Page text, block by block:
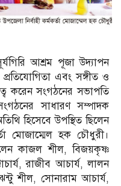
আশ্রম পূজা উদ্যাপন
এবং সঙ্গীত ও
করেন সংগঠনের সভাপতি
সাধারণ সম্পাদক
হিসেবে উপস্থিত ছিলেন
মোজাম্মেল হক চৌধুরী।
কাজল শীল, বিজয়কৃষ্ণ
রাজীব আচার্য, লালন
শীল, সোনারাম আচার্য,